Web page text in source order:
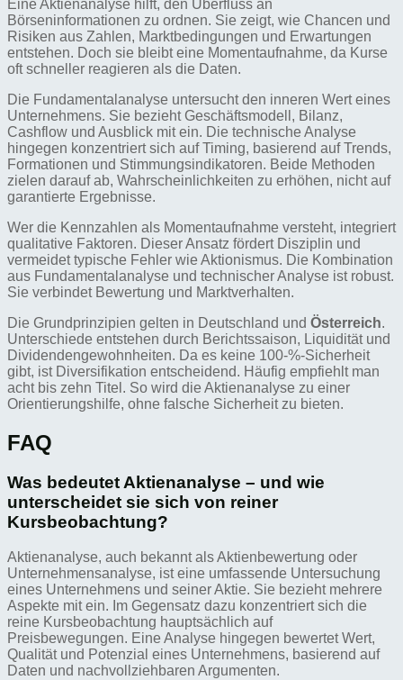
Eine Aktienanalyse hilft, den Überfluss an
Börseninformationen zu ordnen. Sie zeigt, wie Chancen und
Risiken aus Zahlen, Marktbedingungen und Erwartungen
entstehen. Doch sie bleibt eine Momentaufnahme, da Kurse
oft schneller reagieren als die Daten.
Die Fundamentalanalyse untersucht den inneren Wert eines
Unternehmens. Sie bezieht Geschäftsmodell, Bilanz,
Cashflow und Ausblick mit ein. Die technische Analyse
hingegen konzentriert sich auf Timing, basierend auf Trends,
Formationen und Stimmungsindikatoren. Beide Methoden
zielen darauf ab, Wahrscheinlichkeiten zu erhöhen, nicht auf
garantierte Ergebnisse.
Wer die Kennzahlen als Momentaufnahme versteht, integriert
qualitative Faktoren. Dieser Ansatz fördert Disziplin und
vermeidet typische Fehler wie Aktionismus. Die Kombination
aus Fundamentalanalyse und technischer Analyse ist robust.
Sie verbindet Bewertung und Marktverhalten.
Die Grundprinzipien gelten in Deutschland und Österreich.
Unterschiede entstehen durch Berichtssaison, Liquidität und
Dividendengewohnheiten. Da es keine 100‑%‑Sicherheit
gibt, ist Diversifikation entscheidend. Häufig empfiehlt man
acht bis zehn Titel. So wird die Aktienanalyse zu einer
Orientierungshilfe, ohne falsche Sicherheit zu bieten.
FAQ
Was bedeutet Aktienanalyse – und wie
unterscheidet sie sich von reiner
Kursbeobachtung?
Aktienanalyse, auch bekannt als Aktienbewertung oder
Unternehmensanalyse, ist eine umfassende Untersuchung
eines Unternehmens und seiner Aktie. Sie bezieht mehrere
Aspekte mit ein. Im Gegensatz dazu konzentriert sich die
reine Kursbeobachtung hauptsächlich auf
Preisbewegungen. Eine Analyse hingegen bewertet Wert,
Qualität und Potenzial eines Unternehmens, basierend auf
Daten und nachvollziehbaren Argumenten.